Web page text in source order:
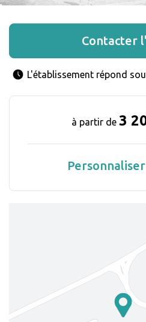
Contacter
L'établissement répond
à partir de 3